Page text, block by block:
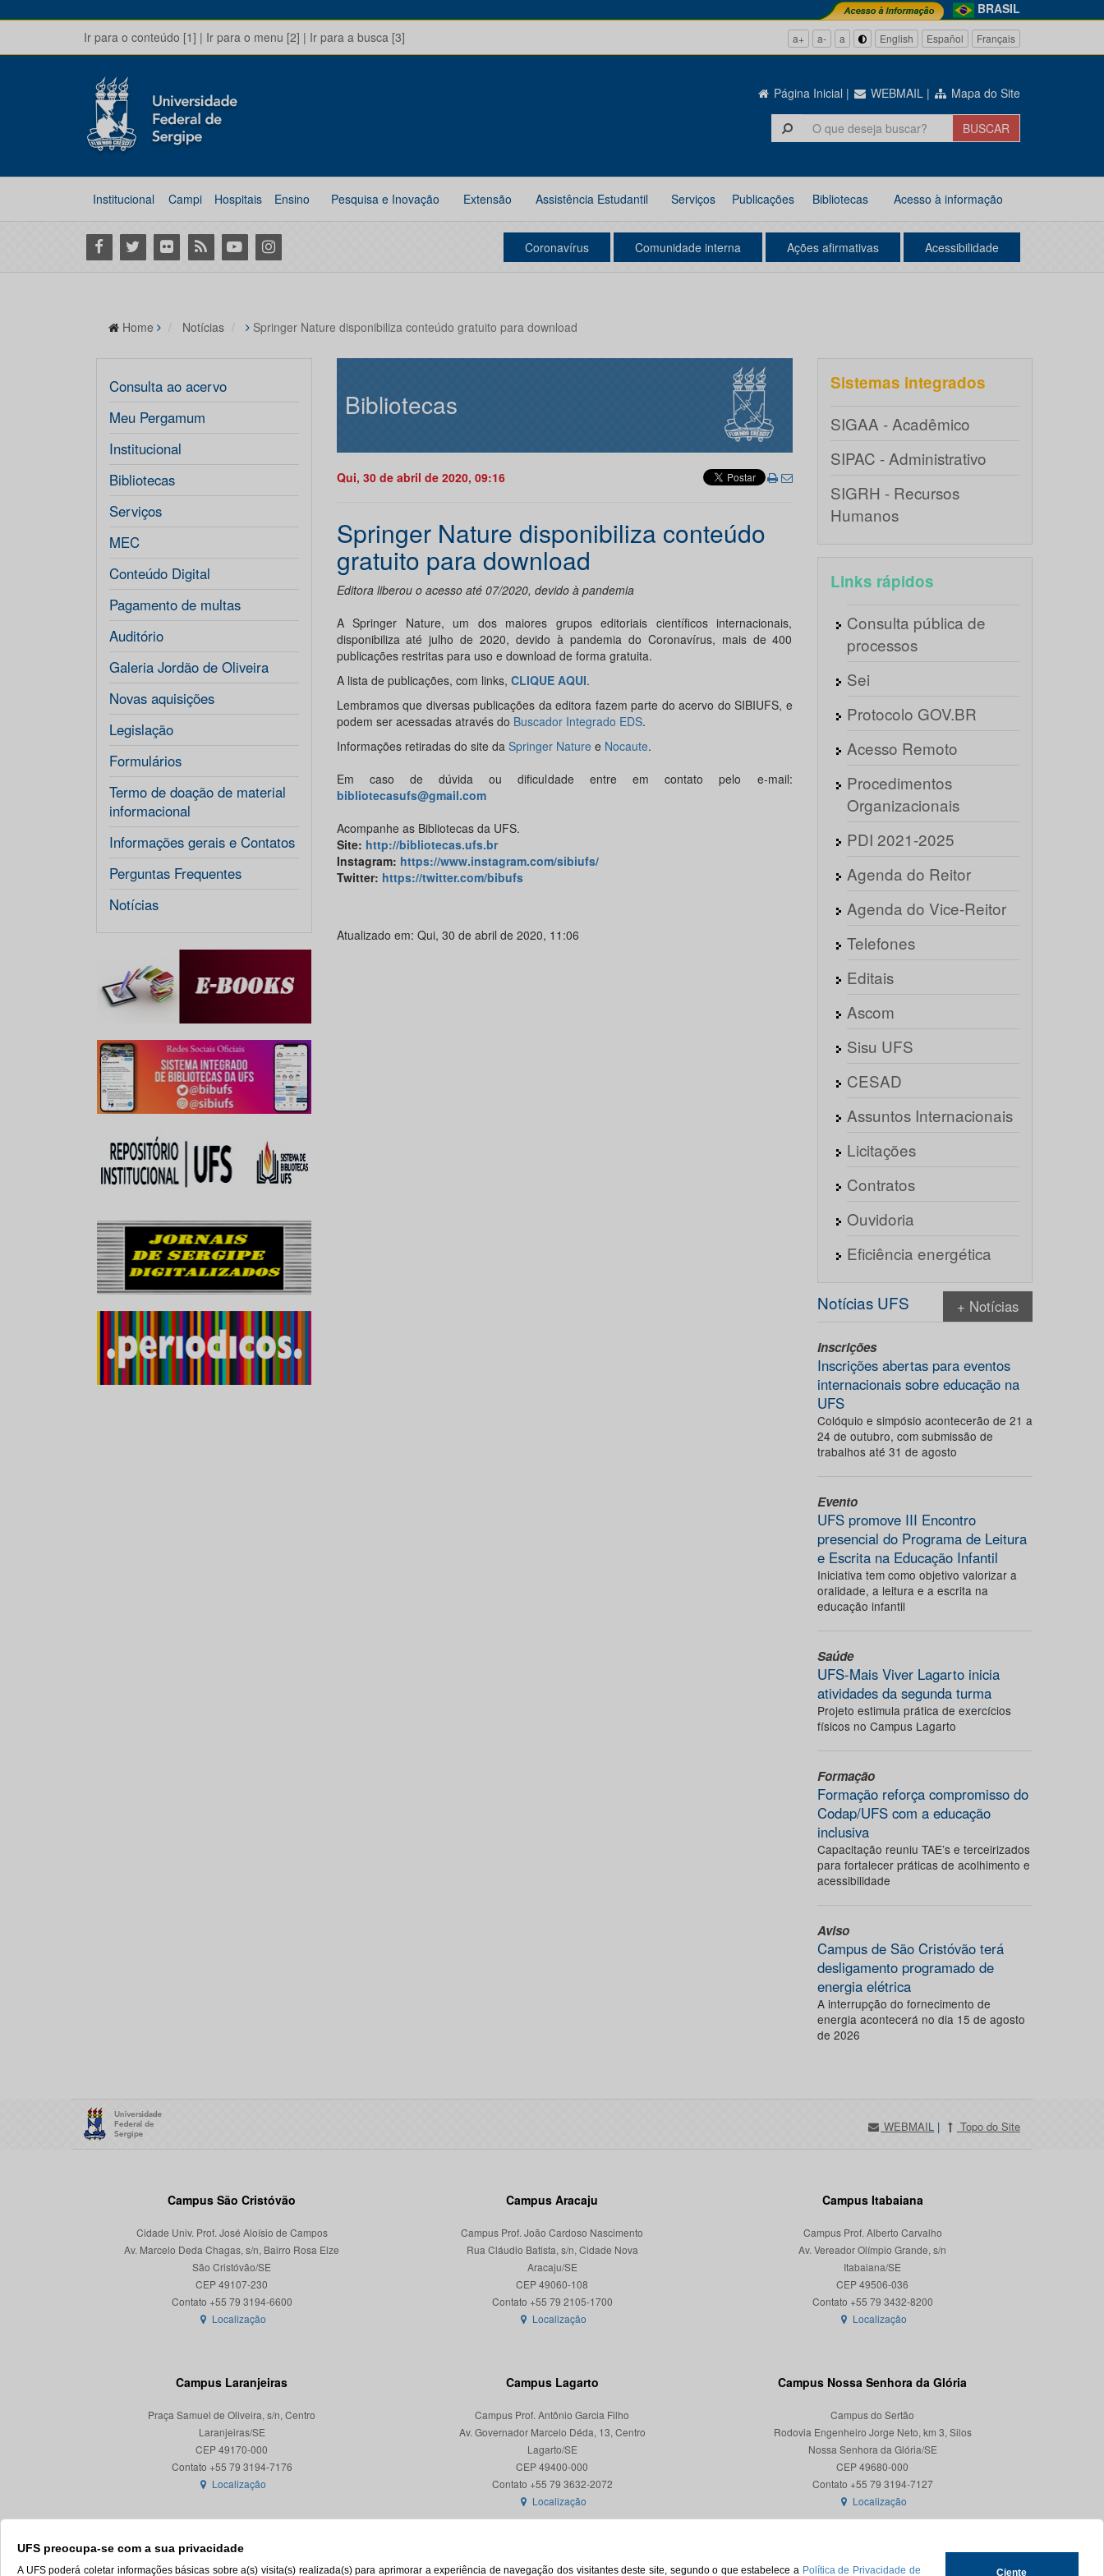
BRASIL
Ir para o conteúdo [1] | Ir para o menu [2] | Ir para a busca [3] a+ a- a English Español Français
Página Inicial | WEBMAIL | Mapa do Site
Institucional Campi Hospitais Ensino Pesquisa e Inovação Extensão Assistência Estudantil Serviços Publicações Bibliotecas Acesso à informação
Facebook
Twitter Flickr RSS YoutubeInstagram Coronavírus Comunidade interna Ações afirmativas Acessibilidade
UFS preocupa-se com a sua privacidade
A UFS poderá coletar informações básicas sobre a(s) visita(s) realizada(s) para aprimorar a experiência de navegação dos visitantes deste site, segundo o que estabelece a Política de Privacidade de Ciente
Home Notícias Springer Nature disponibiliza conteúdo gratuito para download
Consulta ao acervo
Meu Pergamum
Institucional
Bibliotecas
Serviços
MEC
Conteúdo Digital
Pagamento de multas
Auditório
Galeria Jordão de Oliveira
Novas aquisições
Legislação
Formulários
Termo de doação de material
informacional
Informações gerais e Contatos
Perguntas Frequentes
Notícias
Bibliotecas
Qui, 30 de abril de 2020, 09:16
Springer Nature disponibiliza conteúdo
gratuito para download
Editora liberou o acesso até 07/2020, devido à pandemia
A Springer Nature, um dos maiores grupos editoriais científicos internacionais,
disponibiliza até julho de 2020, devido à pandemia do Coronavírus, mais de 400
publicações restritas para uso e download de forma gratuita.
A lista de publicações, com links, CLIQUE AQUI.
Lembramos que diversas publicações da editora fazem parte do acervo do SIBIUFS, e
podem ser acessadas através do Buscador Integrado EDS.
Informações retiradas do site da Springer Nature e Nocaute.
Em caso de dúvida ou dificuldade entre em contato pelo e-mail:
bibliotecasufs@gmail.com
Acompanhe as Bibliotecas da UFS.
Site: http://bibliotecas.ufs.br
Instagram: https://www.instagram.com/sibiufs/
Twitter: https://twitter.com/bibufs
Atualizado em: Qui, 30 de abril de 2020, 11:06
Sistemas integrados
SIGAA - Acadêmico
SIPAC - Administrativo
SIGRH - Recursos
Humanos
Links rápidos
Consulta pública de
processos
Sei
Protocolo GOV.BR
Acesso Remoto
Procedimentos
Organizacionais
PDI 2021-2025
Agenda do Reitor
Agenda do Vice-Reitor
Telefones
Editais
Ascom
Sisu UFS
CESAD
Assuntos Internacionais
Licitações
Contratos
Ouvidoria
Eficiência energética
Notícias UFS + Notícias
Inscrições
Inscrições abertas para eventos
internacionais sobre educação na
UFS
Colóquio e simpósio acontecerão de 21 a
24 de outubro, com submissão de
trabalhos até 31 de agosto
Evento
UFS promove III Encontro
presencial do Programa de Leitura
e Escrita na Educação Infantil
Iniciativa tem como objetivo valorizar a
oralidade, a leitura e a escrita na
educação infantil
Saúde
UFS-Mais Viver Lagarto inicia
atividades da segunda turma
Projeto estimula prática de exercícios
físicos no Campus Lagarto
Formação
Formação reforça compromisso do
Codap/UFS com a educação
inclusiva
Capacitação reuniu TAE’s e terceirizados
para fortalecer práticas de acolhimento e
acessibilidade
Aviso
Campus de São Cristóvão terá
desligamento programado de
energia elétrica
A interrupção do fornecimento de
energia acontecerá no dia 15 de agosto
de 2026
WEBMAIL | Topo do Site
Campus São Cristóvão
Cidade Univ. Prof. José Aloísio de Campos
Av. Marcelo Deda Chagas, s/n, Bairro Rosa Elze
São Cristóvão/SE
CEP 49107-230
Localização
Campus Aracaju
Campus Prof. João Cardoso Nascimento
Rua Cláudio Batista, s/n, Cidade Nova
Aracaju/SE
CEP 49060-108
Localização
Campus Itabaiana
Campus Prof. Alberto Carvalho
Av. Vereador Olímpio Grande, s/n
Itabaiana/SE
CEP 49506-036
Localização
Campus Laranjeiras
Praça Samuel de Oliveira, s/n, Centro
Laranjeiras/SE
CEP 49170-000
Localização
Campus Lagarto
Campus Prof. Antônio Garcia Filho
Av. Governador Marcelo Déda, 13, Centro
Lagarto/SE
CEP 49400-000
Localização
Campus Nossa Senhora da Glória
Campus do Sertão
Rodovia Engenheiro Jorge Neto, km 3, Silos
Nossa Senhora da Glória/SE
CEP 49680-000
Contato +55 79 3194-7127
Localização